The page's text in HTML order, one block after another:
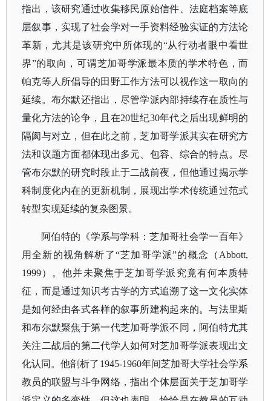
指出，该研究通过收集移民原始信件、法庭档案等底
层叙事，实现了社会学对一手资料经验实证的方法论
革新，尤其是该研究中所体现的“从行动者眼中看世
界”的取向，可谓芝加哥学派最本质的学术特色，而
帕克等人所倡导的田野工作方法可以视作这一取向的
延续。布尔默还指出，尽管学派内部持续存在质性与
量化方法的论争，且在20世纪30年代之后出现鲜明的
隔阂与对立，但在此之前，芝加哥学派其实在研究方
法和议题方面都体现出多元、包容、综合的特点。尽
管布尔默的研究时段止于二战前夜，但他通过揭示学
科制度化内在的更新机制，展现出学术传统通过范式
转型实现延续的复杂图景。
阿伯特的《学系与学科：芝加哥社会学一百年》
用全新的视角解析了“芝加哥学派”的概念（Abbott,
1999）。他并未聚焦于芝加哥学派究竟有何本质特
征，而是通过知识考古学的方式追溯了这一文化实体
是如何经由各式各样的叙事所建构起来的。与法里斯
和布尔默聚焦于第一代芝加哥学派不同，阿伯特尤其
关注二战后的第二代学人如何对芝加哥学派表现出文
化认同。他剖析了1945-1960年间芝加哥大学社会学系
教员的联盟与斗争网络，指出个体层面关于芝加哥学